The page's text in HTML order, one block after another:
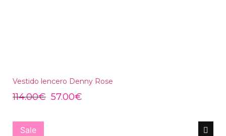
Vestido lencero Denny Rose
114.00€ 57.00€
Sale